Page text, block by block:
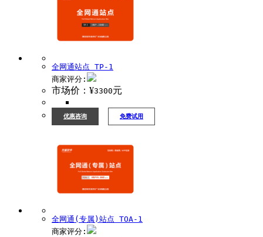
全网通站点 TP-1
商家评分:
市场价：¥3300元
优惠咨询 免费试用
全网通(专属)站点 TOA-1
商家评分: